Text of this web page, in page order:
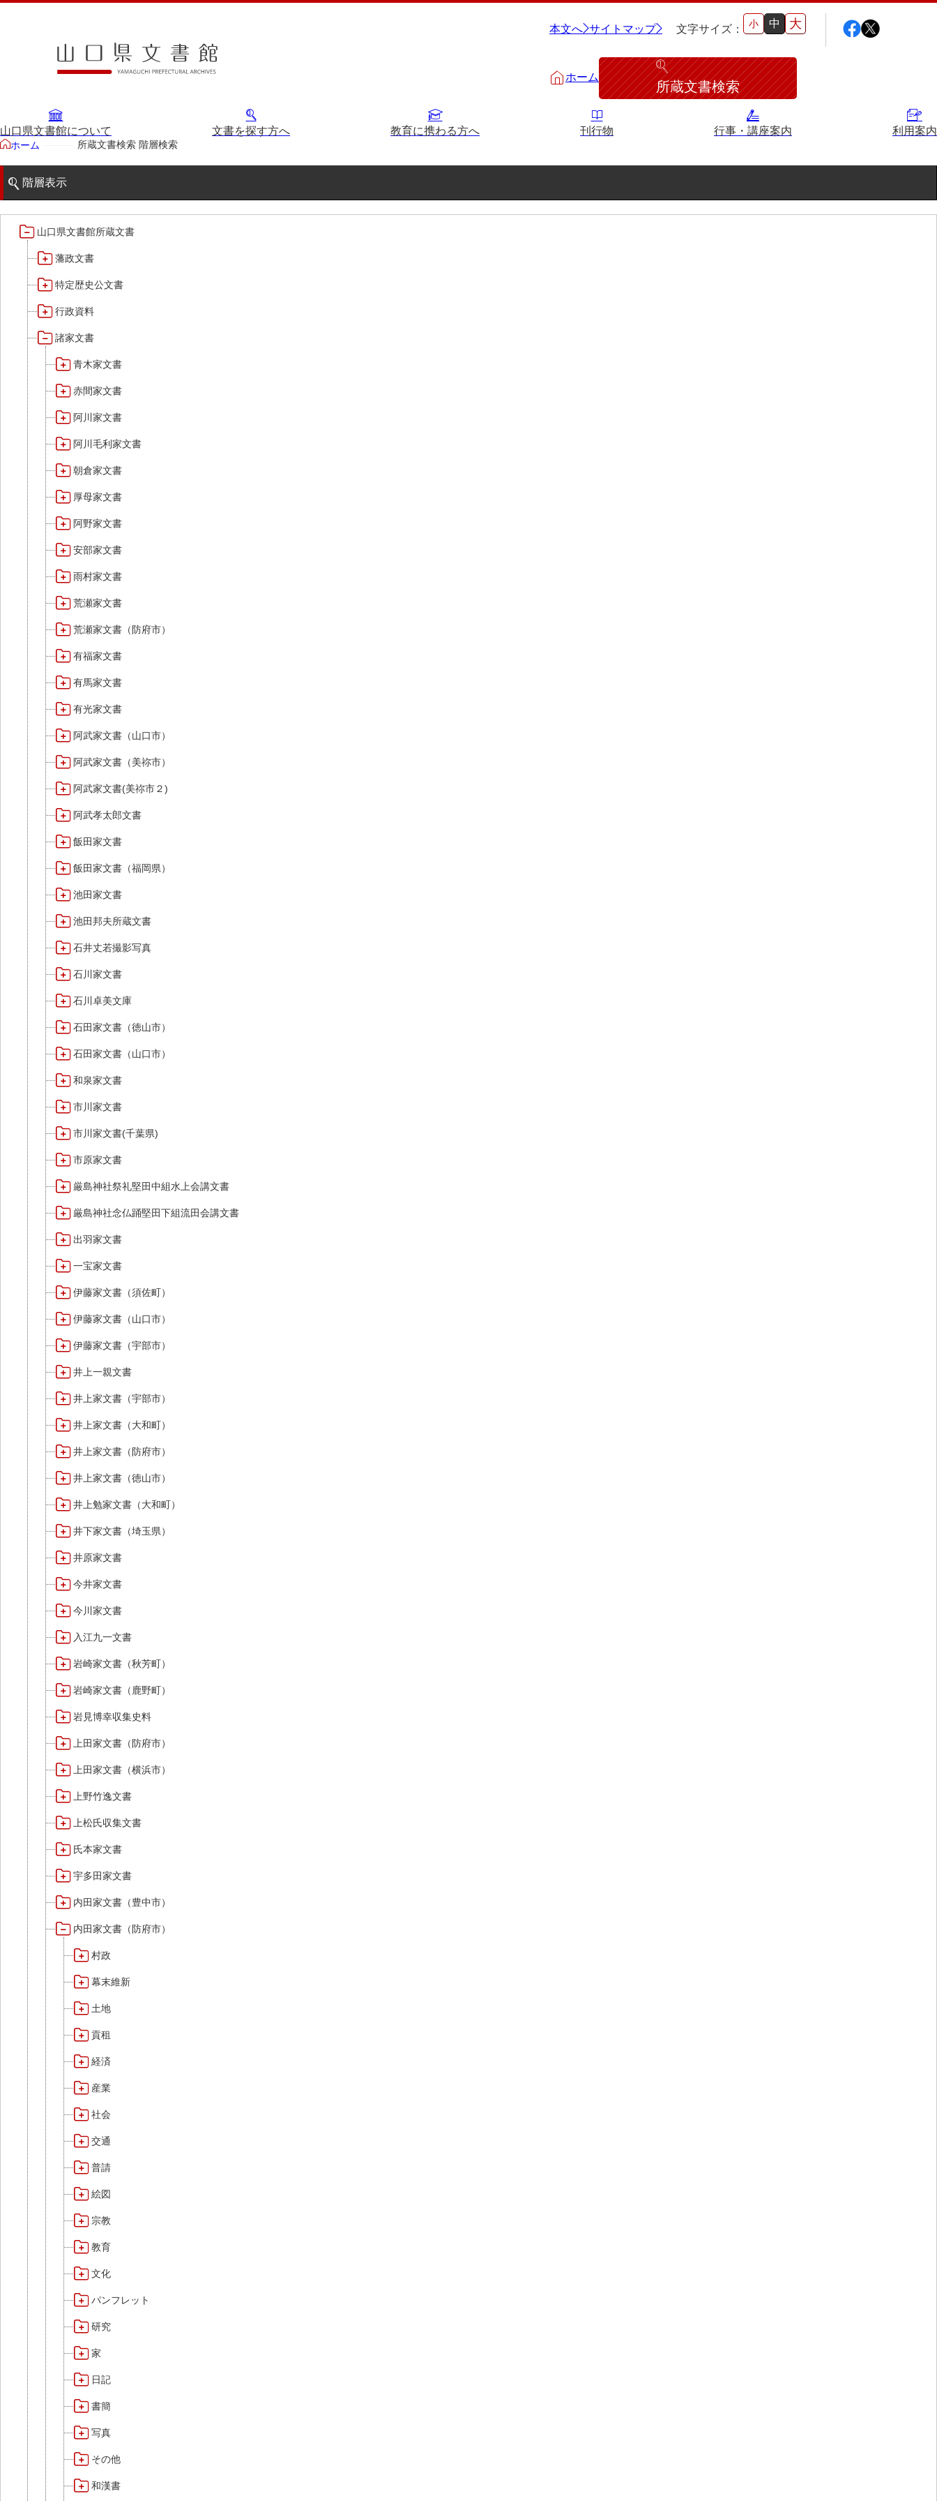
本文へ サイトマップ 文字サイズ： 小 中 大
ホーム
所蔵文書検索
山口県文書館について 文書を探す方へ 教育に携わる方へ 刊行物 行事・講座案内 利用案内
ホーム 所蔵文書検索 階層検索
階層表示
山口県文書館所蔵文書
藩政文書
特定歴史公文書
行政資料
諸家文書
青木家文書
赤間家文書
阿川家文書
阿川毛利家文書
朝倉家文書
厚母家文書
阿野家文書
安部家文書
雨村家文書
荒瀬家文書
荒瀬家文書（防府市）
有福家文書
有馬家文書
有光家文書
阿武家文書（山口市）
阿武家文書（美祢市）
阿武家文書(美祢市２)
阿武孝太郎文書
飯田家文書
飯田家文書（福岡県）
池田家文書
池田邦夫所蔵文書
石井丈若撮影写真
石川家文書
石川卓美文庫
石田家文書（徳山市）
石田家文書（山口市）
和泉家文書
市川家文書
市川家文書(千葉県)
市原家文書
厳島神社祭礼堅田中組水上会講文書
厳島神社念仏踊堅田下組流田会講文書
出羽家文書
一宝家文書
伊藤家文書（須佐町）
伊藤家文書（山口市）
伊藤家文書（宇部市）
井上一親文書
井上家文書（宇部市）
井上家文書（大和町）
井上家文書（防府市）
井上家文書（徳山市）
井上勉家文書（大和町）
井下家文書（埼玉県）
井原家文書
今井家文書
今川家文書
入江九一文書
岩崎家文書（秋芳町）
岩崎家文書（鹿野町）
岩見博幸収集史料
上田家文書（防府市）
上田家文書（横浜市）
上野竹逸文書
上松氏収集文書
氏本家文書
宇多田家文書
内田家文書（豊中市）
内田家文書（防府市）
村政
幕末維新
土地
貢租
経済
産業
社会
交通
普請
絵図
宗教
教育
文化
パンフレット
研究
家
日記
書簡
写真
その他
和漢書